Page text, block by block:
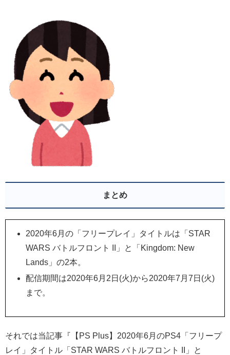
まとめ
2020年6月の「フリープレイ」タイトルは「STAR
WARS バトルフロント II」と「Kingdom: New
Lands」の2本。
配信期間は2020年6月2日(火)から2020年7月7日(火)
まで。
それでは当記事『【PS Plus】2020年6月のPS4「フリープ
レイ」タイトル「STAR WARS バトルフロント II」と